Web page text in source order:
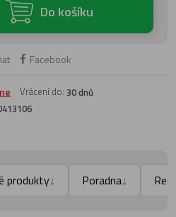
Do košíku
Facebook
Vrácení do: 30 dnů
produkty↓ Poradna↓